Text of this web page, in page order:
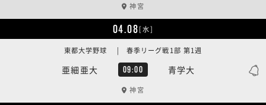
神宮
04.08[水]
亜細亜大 09:00 青学大
東都大学野球 | 春季リーグ戦1部 第1週
神宮